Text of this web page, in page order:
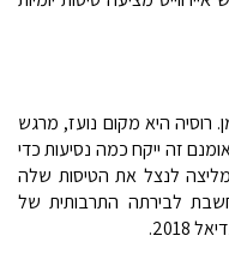
רוסיה היא מקום נועז, מרגש
זה ייקח כמה נסיעות כדי
לנצל את הטיסות שלה
לבירתה התרבותית של